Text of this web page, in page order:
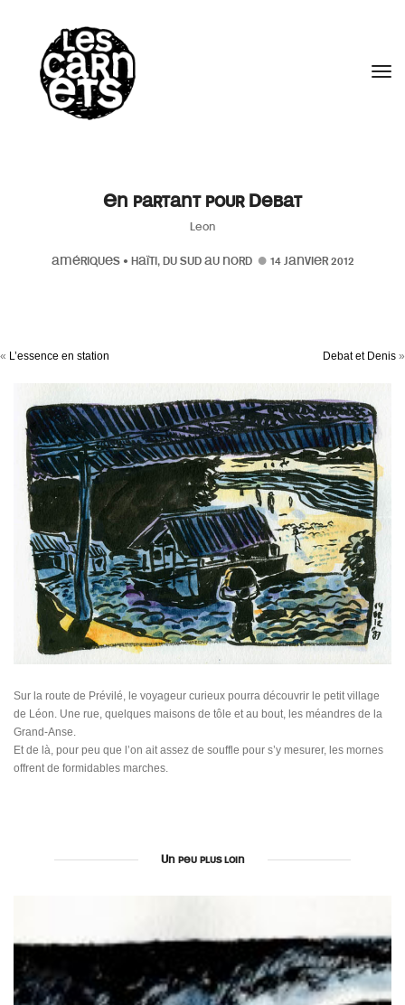
En partant pour Debat
Leon
AMÉRIQUES• HAÏTI, DU SUD AU NORD 14 JANVIER 2012
« L’essence en station Debat et Denis »
Sur la route de Prévilé, le voyageur curieux pourra découvrir le petit village
de Léon. Une rue, quelques maisons de tôle et au bout, les méandres de la
Grand-Anse.
Et de là, pour peu que l’on ait assez de souffle pour s’y mesurer, les mornes
offrent de formidables marches.
Un peu plus loin